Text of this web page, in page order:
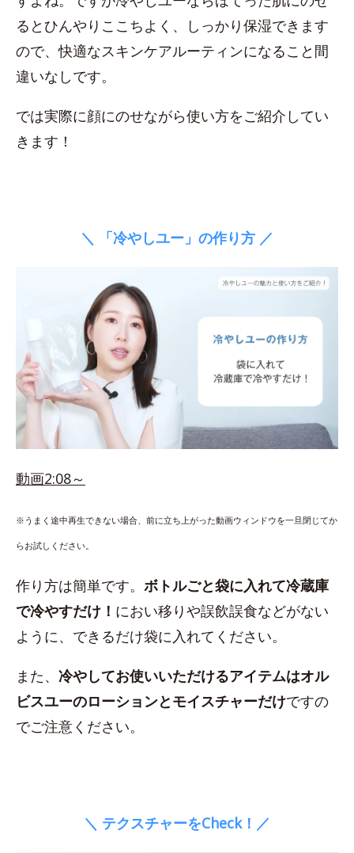
るとひんやりここちよく、しっかり保湿できます
ので、快適なスキンケアルーティンになること間
違いなしです。
では実際に顔にのせながら使い方をご紹介してい
きます！
＼ 「冷やしユー」の作り方 ／
動画2:08～
※うまく途中再生できない場合、前に立ち上がった動画ウィンドウを一旦閉じてか
らお試しください。
作り方は簡単です。 ボトルごと袋に入れて冷蔵庫
で冷やすだけ！ におい移りや誤飲誤食などがない
ように、できるだけ袋に入れてください。
また、 冷やしてお使いいただけるアイテムはオル
ビスユーのローションとモイスチャーだけですの
でご注意ください。
＼ テクスチャーをCheck！／